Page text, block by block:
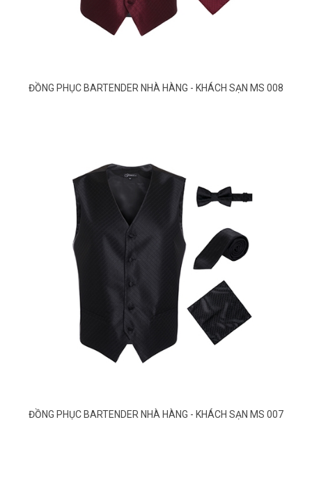
ĐỒNG PHỤC BARTENDER NHÀ HÀNG - KHÁCH SẠN MS 008
ĐỒNG PHỤC BARTENDER NHÀ HÀNG - KHÁCH SẠN MS 007